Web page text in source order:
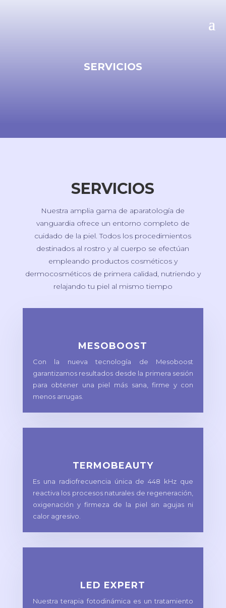
SERVICIOS
SERVICIOS
Nuestra amplia gama de aparatología de
vanguardia ofrece un entorno completo de
cuidado de la piel. Todos los procedimientos
destinados al rostro y al cuerpo se efectúan
empleando productos cosméticos y
dermocosméticos de primera calidad, nutriendo y
relajando tu piel al mismo tiempo
MESOBOOST
Con la nueva tecnología de Mesoboost
garantizamos resultados desde la primera sesión
para obtener una piel más sana, firme y con
menos arrugas.
TERMOBEAUTY
Es una radiofrecuencia única de 448 kHz que
reactiva los procesos naturales de regeneración,
oxigenación y firmeza de la piel sin agujas ni
calor agresivo.
LED EXPERT
Nuestra terapia fotodinámica es un tratamiento